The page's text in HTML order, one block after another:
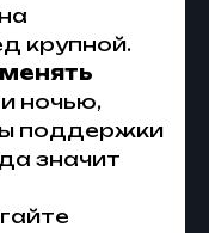
крупной.
ночью,
поддержки
значит